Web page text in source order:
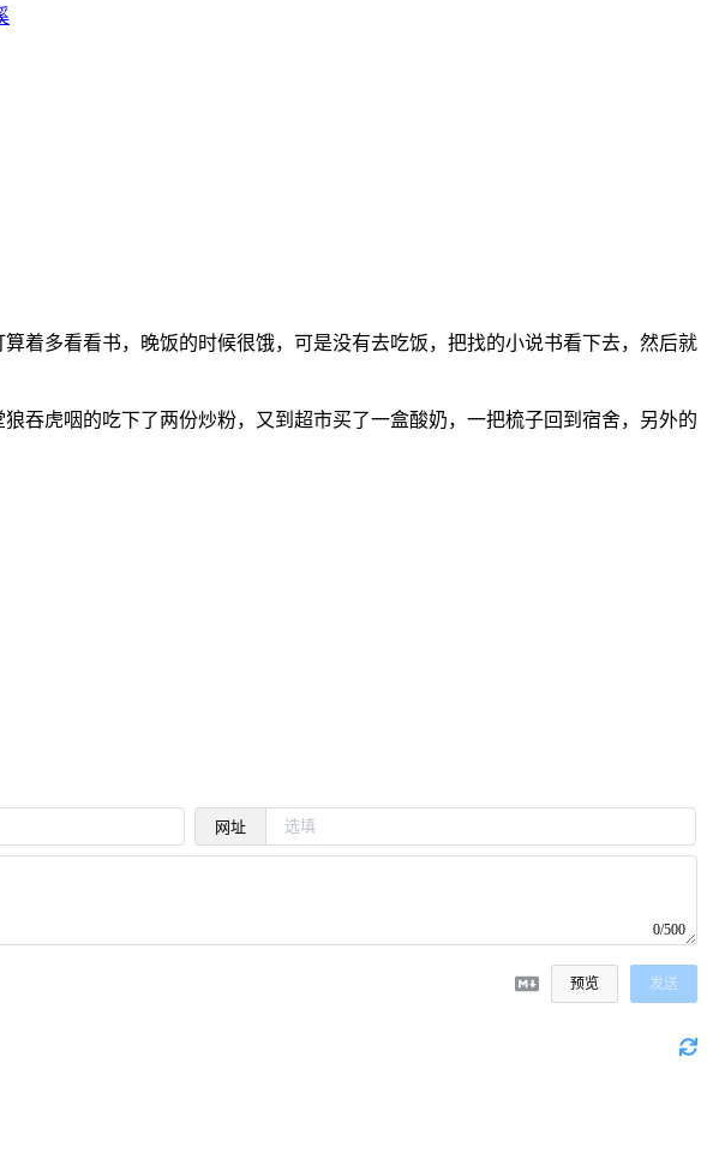
着多看看书，晚饭的时候很饿，可是没有去吃饭，把找的小说书看下去，然后就
吞虎咽的吃下了两份炒粉，又到超市买了一盒酸奶，一把梳子回到宿舍，另外的
网址
0/500
预览 发送